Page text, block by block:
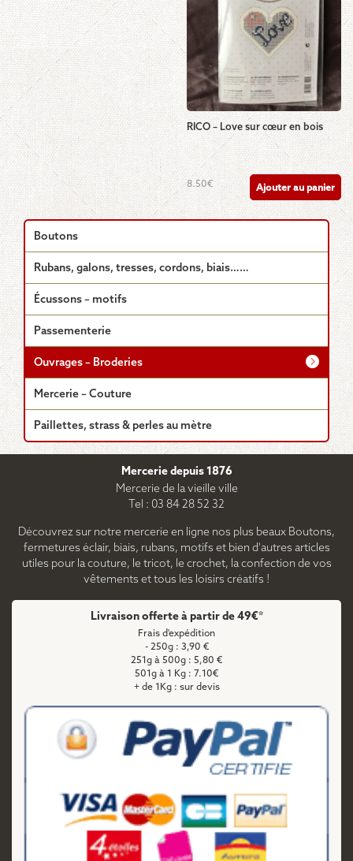
RICO – Love sur cœur en bois
8.50€ Ajouter au panier
Boutons
Rubans, galons, tresses, cordons, biais……
Écussons – motifs
Passementerie
Ouvrages – Broderies
Mercerie – Couture
Paillettes, strass & perles au mètre
Mercerie depuis 1876
Mercerie de la vieille ville
Tel : 03 84 28 52 32
Découvrez sur notre mercerie en ligne nos plus beaux Boutons,
fermetures éclair, biais, rubans, motifs et bien d'autres articles
utiles pour la couture, le tricot, le crochet, la confection de vos
vêtements et tous les loisirs créatifs !
Livraison offerte à partir de 49€*
Frais d'expédition
- 250g : 3,90 €
251g à 500g : 5,80 €
501g à 1 Kg : 7.10€
+ de 1Kg : sur devis